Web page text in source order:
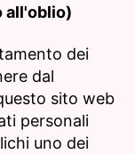
all'oblio)
dei
dal
sito web
personali
uno dei